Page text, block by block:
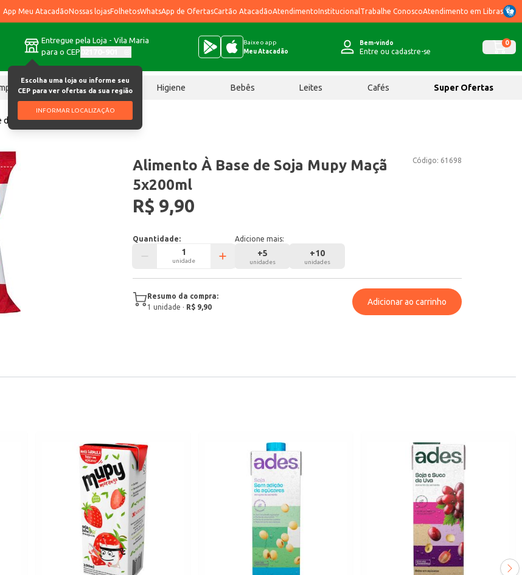
App Meu AtacadãoNossas lojasFolhetosWhatsApp de OfertasCartão AtacadãoAtendimentoInstitucional Trabalhe ConoscoAtendimento em Libras
Entregue pela Loja - Vila Maria
para o CEP
Escolha uma loja ou informe seu
CEP para ver ofertas da sua região
INFORMAR LOCALIZAÇÃO
Baixe o app
Meu Atacadão
Bem-vindo
Entre ou cadastre-se
0
Chocolates Higiene Bebês Leites Cafés Super Ofertas
de Soja Mupy Maçã 5x200ml
Código: 61698
Alimento À Base de Soja Mupy Maçã
5x200ml
R$ 9,90
Quantidade:
unidade
Adicione mais:
+5
unidades
+10
unidades
Resumo da compra:
1 unidade · R$ 9,90
Adicionar ao carrinho